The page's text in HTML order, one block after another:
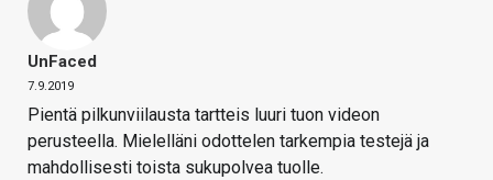
UnFaced
7.9.2019
Pientä pilkunviilausta tartteis luuri tuon videon
perusteella. Mielelläni odottelen tarkempia testejä ja
mahdollisesti toista sukupolvea tuolle.